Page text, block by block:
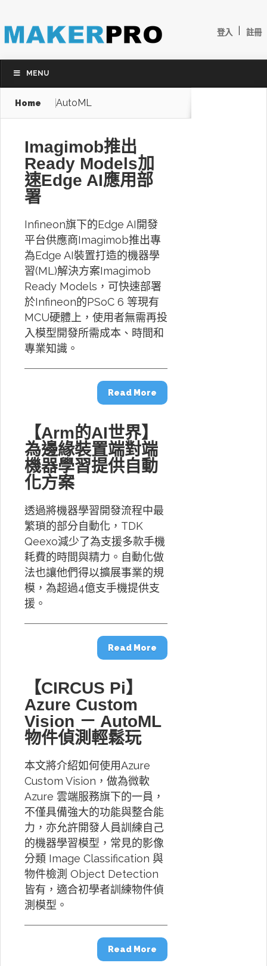
登入 註冊
MENU
Home AutoML
Imagimob推出
Ready Models加
速Edge AI應用部
署
Infineon旗下的Edge AI開發
平台供應商Imagimob推出專
為Edge AI裝置打造的機器學
習(ML)解決方案Imagimob
Ready Models，可快速部署
於Infineon的PSoC 6 等現有
MCU硬體上，使用者無需再投
入模型開發所需成本、時間和
專業知識。
Read More
【Arm的AI世界】
為邊緣裝置端對端
機器學習提供自動
化方案
透過將機器學習開發流程中最
繁瑣的部分自動化，TDK
Qeexo減少了為支援多款手機
耗費的時間與精力。自動化做
法也讓他們得以擴展事業的規
模，為超過4億支手機提供支
援。
Read More
【CIRCUS Pi】
Azure Custom
Vision － AutoML
物件偵測輕鬆玩
本文將介紹如何使用Azure
Custom Vision，做為微軟
Azure 雲端服務旗下的一員，
不僅具備強大的功能與整合能
力，亦允許開發人員訓練自己
的機器學習模型，常見的影像
分類 Image Classification 與
物件檢測 Object Detection
皆有，適合初學者訓練物件偵
測模型。
Read More